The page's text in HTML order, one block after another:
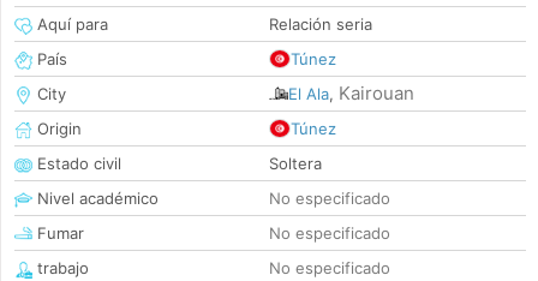
Aquí para
Relación seria
País
Túnez
City
El Ala, Kairouan
Origin
Túnez
Estado civil
Soltera
Nivel académico
No especificado
Fumar
No especificado
trabajo
No especificado